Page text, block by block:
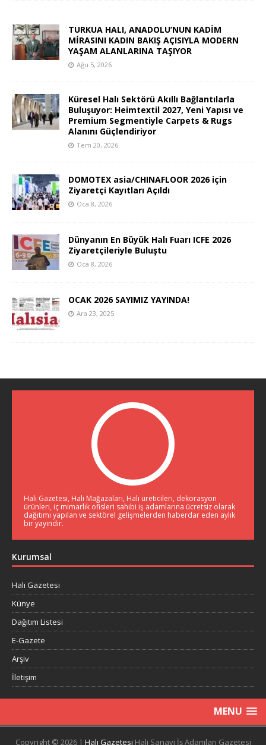
TURKUA HALI, ANADOLU’NUN KADİM
MİRASINI KADIN BAKIŞ AÇISIYLA MODERN
YAŞAM ALANLARINA TAŞIYOR
Ağu 5, 2026
Küresel Halı Sektörü Akıllı Bağlantılarla
Buluşuyor: Heimtextil 2027, Yeni Yapısı ve
Premium Segmentiyle Carpets & Rugs
Alanını Güçlendiriyor
Tem 20, 2026
DOMOTEX asia/CHINAFLOOR 2026 için
Ziyaretçi Kayıtları Açıldı
Oca 8, 2026
Dünyanın En Büyük Halı Fuarı ICFE 2026
Ziyaretçileriyle Buluştu
Oca 8, 2026
OCAK 2026 SAYIMIZ YAYINDA!
Ara 23, 2025
Halı Gazetesi, Halı Mağazaları, Halı üreticileri, dekorasyon
ürünleri, iç mimarlık ofisleri sahibi iş adamlarına ücretsiz olarak
dağıtımı yapılan ve sektörel gelişmelerden haberdar eden aylık
bir yayındır.
Kurumsal
Halı Gazetesi
Künye
Dağıtım Listesi
E-Gazete
Arşiv
İletişim
MENU
Copyright © 2026 | Halı Gazetesi Halı Sanayi İş Adamları Gazetesi